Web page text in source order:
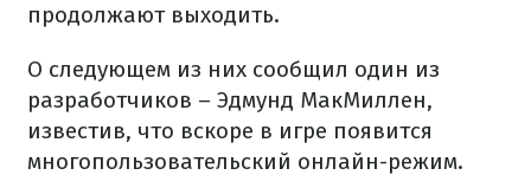
продолжают выходить.
О следующем из них сообщил один из
разработчиков – Эдмунд МакМиллен,
известив, что вскоре в игре появится
многопользовательский онлайн-режим.